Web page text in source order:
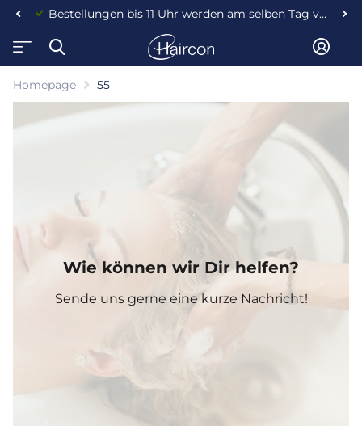
Bestellungen bis 11 Uhr werden am selben Tag versendet!
Homepage 55
Wie können wir Dir helfen?
Sende uns gerne eine kurze Nachricht!